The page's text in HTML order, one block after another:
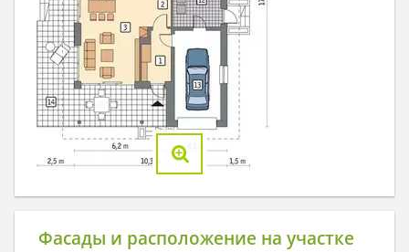
Фасады и расположение на участке